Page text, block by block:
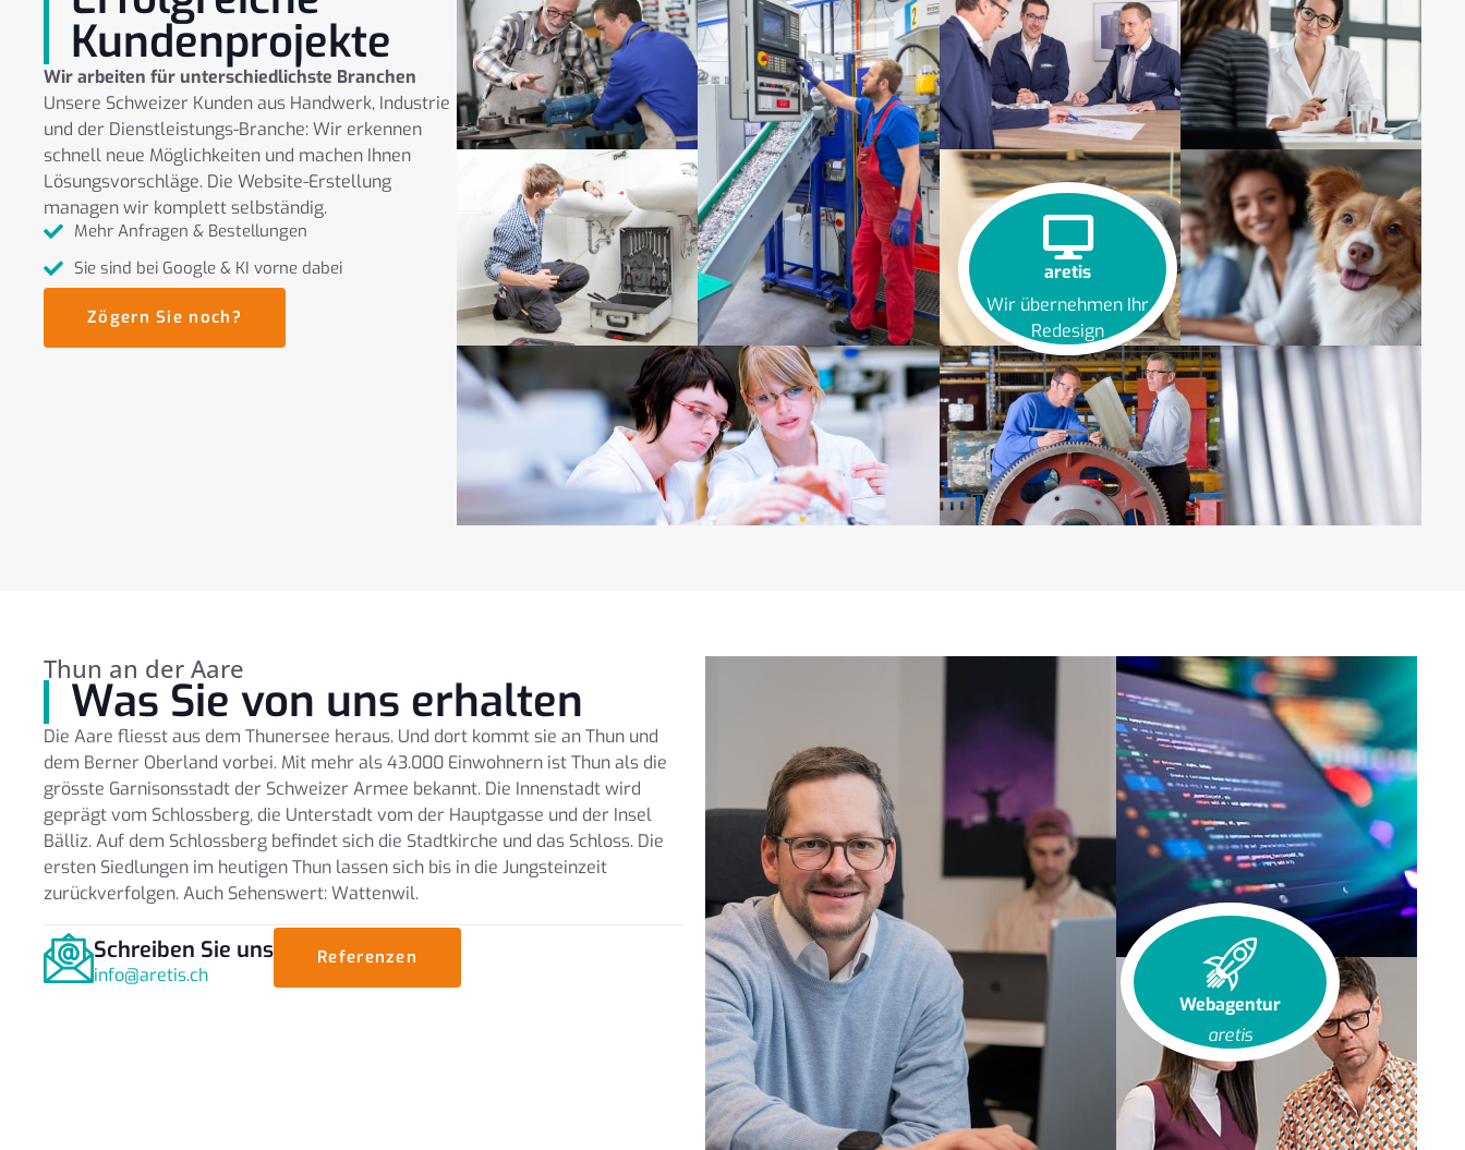
Kundenprojekte
Wir arbeiten für unterschiedlichste Branchen
Unsere Schweizer Kunden aus Handwerk, Industrie
und der Dienstleistungs-Branche: Wir erkennen
schnell neue Möglichkeiten und machen Ihnen
Lösungsvorschläge. Die Website-Erstellung
managen wir komplett selbständig.
Mehr Anfragen & Bestellungen
Sie sind bei Google & KI vorne dabei
Zögern Sie noch?
aretis
Wir übernehmen Ihr
Redesign
Thun an der Aare
Was Sie von uns erhalten
Die Aare fliesst aus dem Thunersee heraus. Und dort kommt sie an Thun und
dem Berner Oberland vorbei. Mit mehr als 43.000 Einwohnern ist Thun als die
grösste Garnisonsstadt der Schweizer Armee bekannt. Die Innenstadt wird
geprägt vom Schlossberg, die Unterstadt vom der Hauptgasse und der Insel
Bälliz. Auf dem Schlossberg befindet sich die Stadtkirche und das Schloss. Die
ersten Siedlungen im heutigen Thun lassen sich bis in die Jungsteinzeit
zurückverfolgen. Auch Sehenswert: Wattenwil.
Schreiben Sie uns
info@aretis.ch
Referenzen
Webagentur
aretis